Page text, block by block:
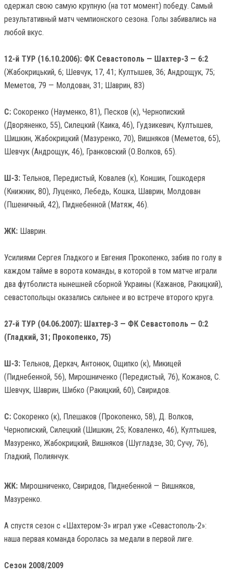
одержал свою самую крупную (на тот момент) победу. Самый
результативный матч чемпионского сезона. Голы забивались на
любой вкус.
12-й ТУР (16.10.2006): ФК Севастополь — Шахтер-3 — 6:2
(Жабокрицький, 6; Шевчук, 17, 41; Култышев, 36; Андрощук, 75;
Меметов, 79 — Молдован, 31; Шаврин, 83)
С: Сокоренко (Науменко, 81), Песков (к), Чернопиский
(Дворяненко, 55), Силецкий (Каика, 46), Гудзикевич, Култышев,
Шишкин, Жабокрицкий (Мазуренко, 70), Вишняков (Меметов, 65),
Шевчук (Андрощук, 46), Гранковский (О.Волков, 65).
Ш-3: Тельнов, Передистый, Ковалев (к), Коншин, Гошкодеря
(Книжник, 80), Луценко, Лебедь, Кошка, Шаврин, Молдован
(Пшеничный, 42), Пиднебенной (Матяж, 46).
ЖК: Шаврин.
Усилиями Сергея Гладкого и Евгения Прокопенко, забив по голу в
каждом тайме в ворота команды, в которой в том матче играли
два футболиста нынешней сборной Украины (Кажанов, Ракицкий),
севастопольцы оказались сильнее и во встрече второго круга.
27-й ТУР (04.06.2007): Шахтер-3 — ФК Севастополь — 0:2
(Гладкий, 31; Прокопенко, 75)
Ш-3: Тельнов, Деркач, Антонюк, Ощипко (к), Микицей
(Пиднебенной, 56), Мирошниченко (Передистый, 76), Кожанов, С.
Шевчук, Шаврин, Шибко (Ракицкий, 60), Свиридов.
С: Сокоренко (к), Плешаков (Прокопенко, 58), Д. Волков,
Чернопиский, Силецкий (Шишкин, 25; Коваленко, 46), Култышев,
Мазуренко, Жабокрицкий, Вишняков (Шугладзе, 30; Сучу, 76),
Гладкий, Полиянчук.
ЖК: Мирошниченко, Свиридов, Пиднебенной — Вишняков,
Мазуренко.
А спустя сезон с «Шахтером-3» играл уже «Севастополь-2»:
наша первая команда боролась за медали в первой лиге.
Сезон 2008/2009